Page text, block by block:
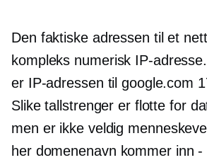
Den faktiske adressen til et
kompleks numerisk IP-
er IP-adressen til google.com
Slike tallstrenger er flotte for
men er ikke veldig
her domenenavn kommer inn-